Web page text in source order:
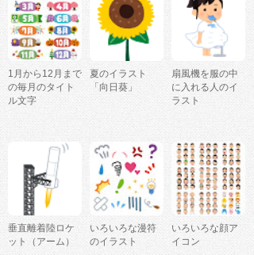
1月から12月まで
の毎月のタイト
ル文字
夏のイラスト
「向日葵」
扇風機を服の中
に入れる人のイ
ラスト
垂直離着陸ロケ
ット（アーム）
いろいろな漫符
のイラスト
いろいろな顔ア
イコン